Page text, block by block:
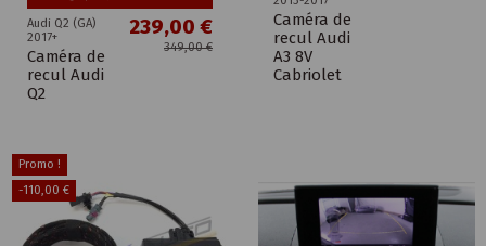
Audi Q2 (GA)
2017+
Caméra de
recul Audi
Q2
239,00 €
349,00 €
Caméra de
recul Audi
A3 8V
Cabriolet
Promo !
-110,00 €